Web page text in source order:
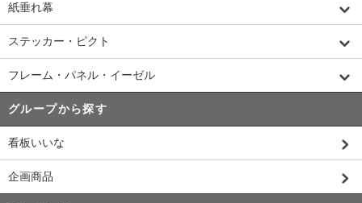
紙垂れ幕
ステッカー・ピクト
フレーム・パネル・イーゼル
グループから探す
看板いいな
企画商品